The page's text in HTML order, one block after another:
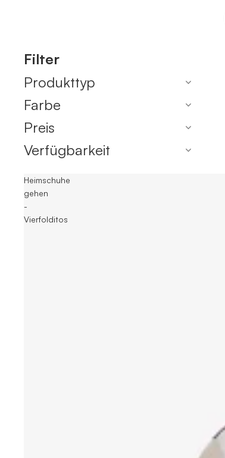
Filter
Produkttyp
Farbe
Preis
Verfügbarkeit
Heimschuhe
gehen
-
Vierfolditos